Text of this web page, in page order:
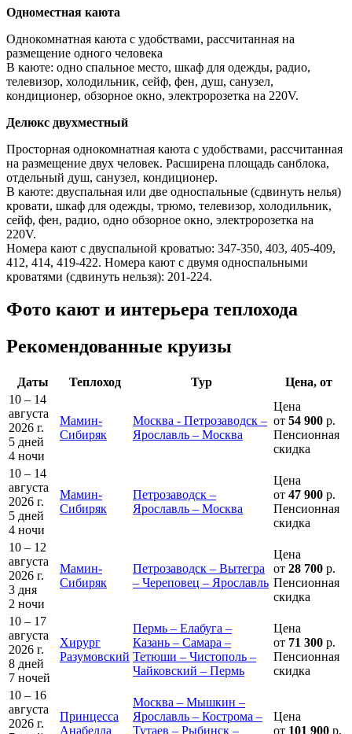
Одноместная каюта
Однокомнатная каюта с удобствами, рассчитанная на
размещение одного человека
В каюте: одно спальное место, шкаф для одежды, радио,
телевизор, холодильник, сейф, фен, душ, санузел,
кондиционер, обзорное окно, электророзетка на 220V.
Делюкс двухместный
Просторная однокомнатная каюта с удобствами, рассчитанная
на размещение двух человек. Расширена площадь санблока,
отдельный душ, санузел, кондиционер.
В каюте: двуспальная или две односпальные (сдвинуть нелья)
кровати, шкаф для одежды, трюмо, телевизор, холодильник,
сейф, фен, радио, одно обзорное окно, электророзетка на
220V.
Номера кают с двуспальной кроватью: 347-350, 403, 405-409,
412, 414, 419-422. Номера кают с двумя односпальными
кроватями (сдвинуть нельзя): 201-224.
Фото кают и интерьера теплохода
Рекомендованные круизы
Даты Теплоход Тур
Цена, от
10 – 14
августа
2026 г.
5 дней
4 ночи
Мамин-
Сибиряк
Москва - Петрозаводск –
Ярославль – Москва
Цена
от 54 900 р.
Пенсионная
скидка
10 – 14
августа
2026 г.
5 дней
4 ночи
Мамин-
Сибиряк
Петрозаводск –
Ярославль – Москва
Цена
от 47 900 р.
Пенсионная
скидка
10 – 12
августа
2026 г.
3 дня
2 ночи
Мамин-
Сибиряк
Петрозаводск – Вытегра
– Череповец – Ярославль
Цена
от 28 700 р.
Пенсионная
скидка
10 – 17
августа
2026 г.
8 дней
7 ночей
Хирург
Разумовский
Пермь – Елабуга –
Казань – Самара –
Тетюши – Чистополь –
Чайковский – Пермь
Цена
от 71 300 р.
Пенсионная
скидка
10 – 16
августа
2026 г.
Принцесса
Анабелла
Москва – Мышкин –
Ярославль – Кострома –
Тутаев – Рыбинск –
Цена
от 101 900 р.